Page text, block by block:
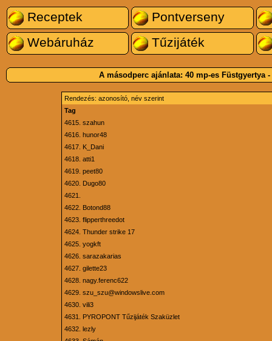
Receptek
Pontverseny
Webáruház
Tűzijáték
A másodperc ajánlata: 40 mp-es Füstgyertya
Rendezés: azonosító, névszerint
Tag
4615. szahun
4616. hunor48
4617. K_Dani
4618. atti1
4619. peet80
4620. Dugo80
4621.
4622. Botond88
4623. flipperthreedot
4624. Thunder strike 17
4625. yogkft
4626. sarazakarias
4627. gilette23
4628. nagy.ferenc622
4629. szu_szu@windowslive.com
4630. vili3
4631. PYROPONT Tűzijáték Szaküzlet
4632. lezly